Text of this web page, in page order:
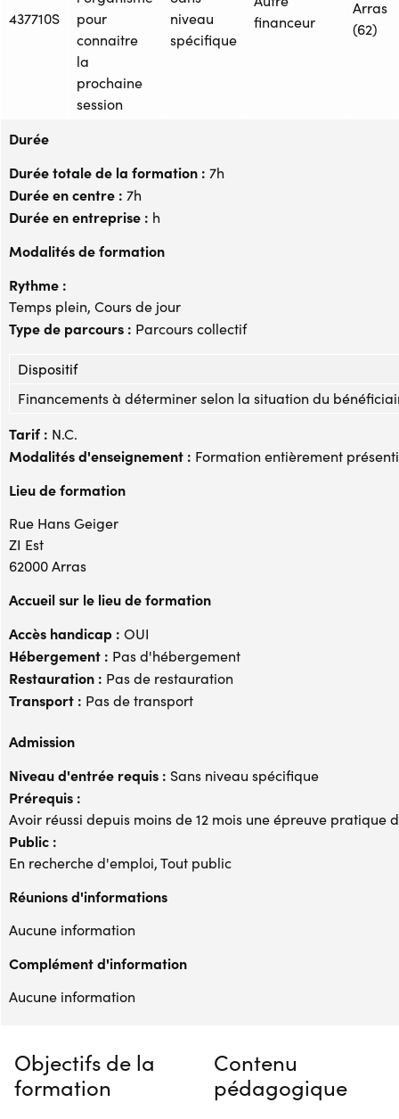
437710S
pour
connaitre
la
prochaine
session
niveau
spécifique
financeur
Arras
(62)
Durée
Durée totale de la formation : 7h
Durée en centre : 7h
Durée en entreprise : h
Modalités de formation
Rythme :
Temps plein, Cours de jour
Type de parcours : Parcours collectif
Dispositif
Financements à déterminer selon la situation du
Tarif : N.C.
Modalités d'enseignement : Formation entièrement
Lieu de formation
Rue Hans Geiger
ZI Est
62000 Arras
Accueil sur le lieu de formation
Accès handicap : OUI
Hébergement : Pas d'hébergement
Restauration : Pas de restauration
Transport : Pas de transport
Admission
Niveau d'entrée requis : Sans niveau spécifique
Prérequis :
Avoir réussi depuis moins de 12 mois une épreuve pratique
Public :
En recherche d'emploi, Tout public
Réunions d'informations
Aucune information
Complément d'information
Aucune information
Objectifs de la
formation
Contenu
pédagogique